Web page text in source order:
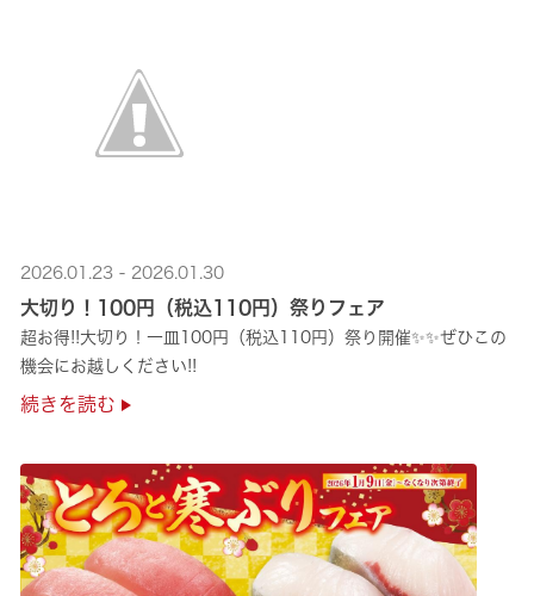
2026.01.23 - 2026.01.30
大切り！100円（税込110円）祭りフェア
超お得!!大切り！一皿100円（税込110円）祭り開催✨✨ぜひこの
機会にお越しください!!
続きを読む